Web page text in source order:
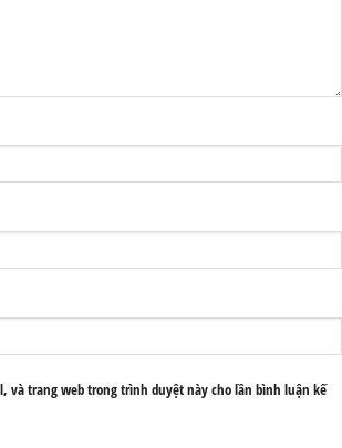
và trang web trong trình duyệt này cho lần bình luận kế